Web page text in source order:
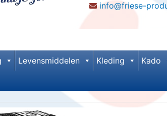
info@friese-
Levensmiddelen Kleding Kado